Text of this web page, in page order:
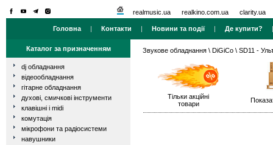
realmusic.ua realkino.com.ua clarity.ua
Головна | Контакти | Новини та події| Де купити?
Каталог за призначенням
dj обладнання
відеообладнання
гітарне обладнання
духові, смичкові інструменти
клавішні і midi
комутація
мікрофони та радіосистеми
навушники
Звукове обладнання \ DiGiCo \ SD11 -
Тільки акційні
товари